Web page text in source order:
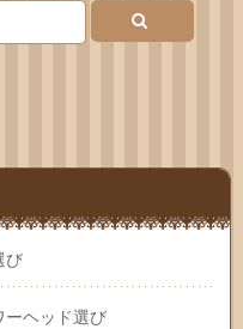
び
ーヘッド選び